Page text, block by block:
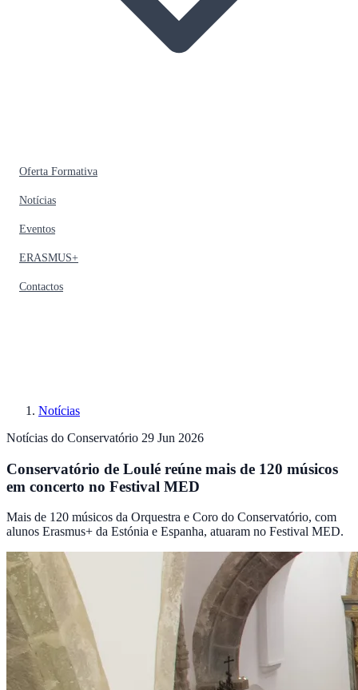
Oferta Formativa
Notícias
Eventos
ERASMUS+
Contactos
Notícias
Notícias do Conservatório 29 Jun 2026
Conservatório de Loulé reúne mais de 120 músicos
em concerto no Festival MED
Mais de 120 músicos da Orquestra e Coro do Conservatório, com
alunos Erasmus+ da Estónia e Espanha, atuaram no Festival MED.